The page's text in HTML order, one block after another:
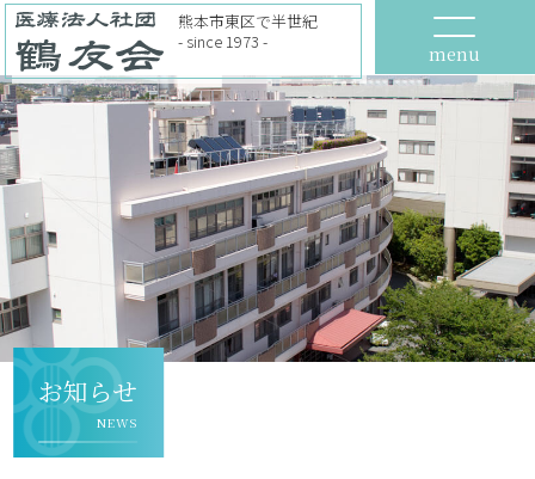
menu
熊本市東区で半世紀
- since 1973 -
お知らせ
NEWS